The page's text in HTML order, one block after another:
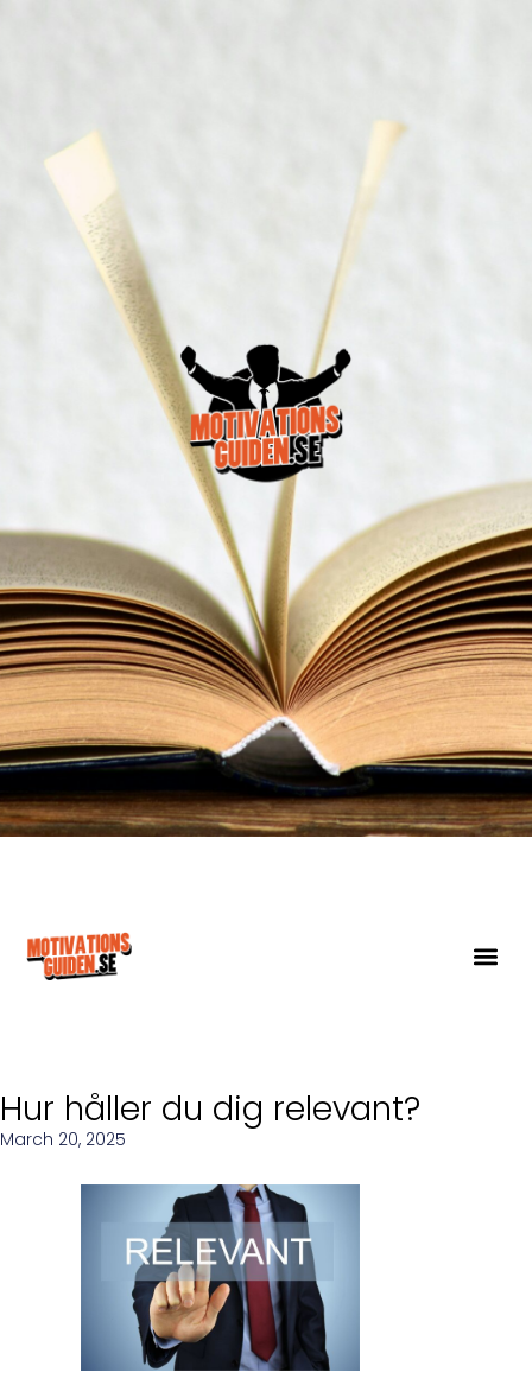
Hur håller du dig relevant?
March 20, 2025